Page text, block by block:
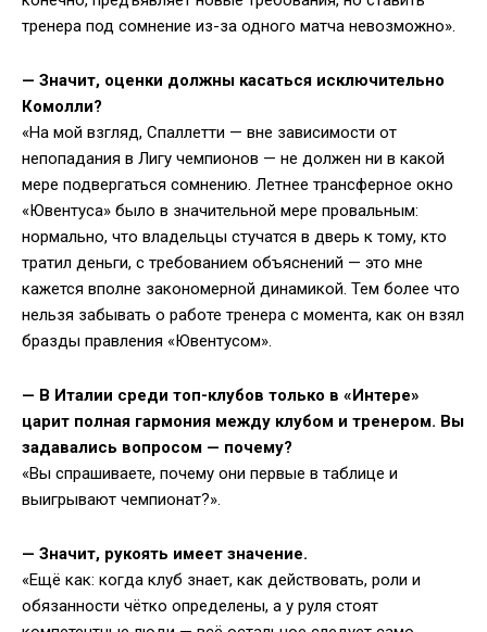
тренера под сомнение из-за одного матча невозможно».
— Значит, оценки должны касаться исключительно
Комолли?
«На мой взгляд, Спаллетти — вне зависимости от
непопадания в Лигу чемпионов — не должен ни в какой
мере подвергаться сомнению. Летнее трансферное окно
«Ювентуса» было в значительной мере провальным:
нормально, что владельцы стучатся в дверь к тому, кто
тратил деньги, с требованием объяснений — это мне
кажется вполне закономерной динамикой. Тем более что
нельзя забывать о работе тренера с момента, как он взял
бразды правления «Ювентусом».
— В Италии среди топ-клубов только в «Интере»
царит полная гармония между клубом и тренером. Вы
задавались вопросом — почему?
«Вы спрашиваете, почему они первые в таблице и
выигрывают чемпионат?».
— Значит, рукоять имеет значение.
«Ещё как: когда клуб знает, как действовать, роли и
обязанности чётко определены, а у руля стоят